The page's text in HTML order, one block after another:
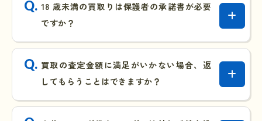
18 歳未満の買取りは保護者の承諾書が必要
ですか？
買取の査定金額に満足がいかない場合、返
してもらうことはできますか？